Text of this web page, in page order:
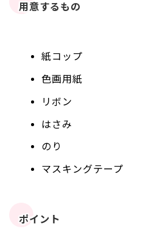
用意するもの
紙コップ
色画用紙
リボン
はさみ
のり
マスキングテープ
ポイント